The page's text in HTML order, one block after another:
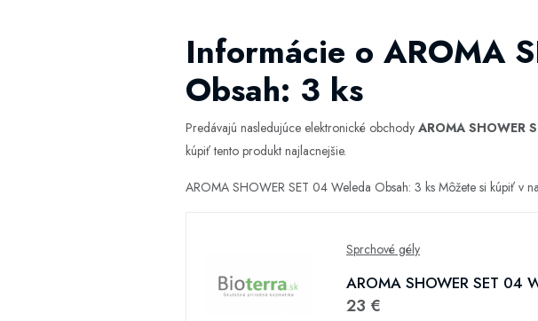
Informácie o AROMA
Obsah: 3 ks
Predávajú nasledujúce elektronické obchody AROMA SHOWER
kúpiť tento produkt najlacnejšie.
AROMA SHOWER SET 04 Weleda Obsah: 3 ks Môžete si kúpiť v
Sprchové gély
AROMA SHOWER SET 04
23 €